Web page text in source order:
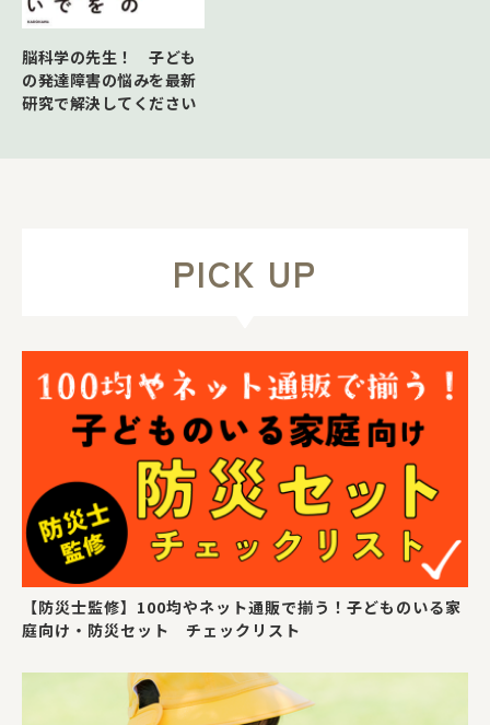
脳科学の先生！ 子ども
の発達障害の悩みを最新
研究で解決してください
PICK UP
【防災士監修】100均やネット通販で揃う！子どものいる家
庭向け・防災セット チェックリスト